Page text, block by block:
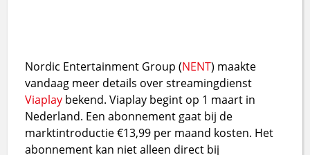
Nordic Entertainment Group (NENT) maakte
vandaag meer details over streamingdienst
Viaplay bekend. Viaplay begint op 1 maart in
Nederland. Een abonnement gaat bij de
marktintroductie €13,99 per maand kosten. Het
abonnement kan niet alleen direct bij